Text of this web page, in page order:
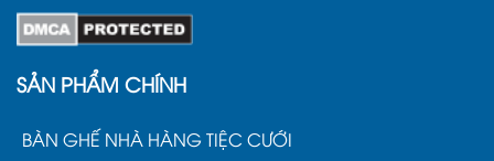
SẢN PHẨM CHÍNH
BÀN GHẾ NHÀ HÀNG TIỆC CƯỚI